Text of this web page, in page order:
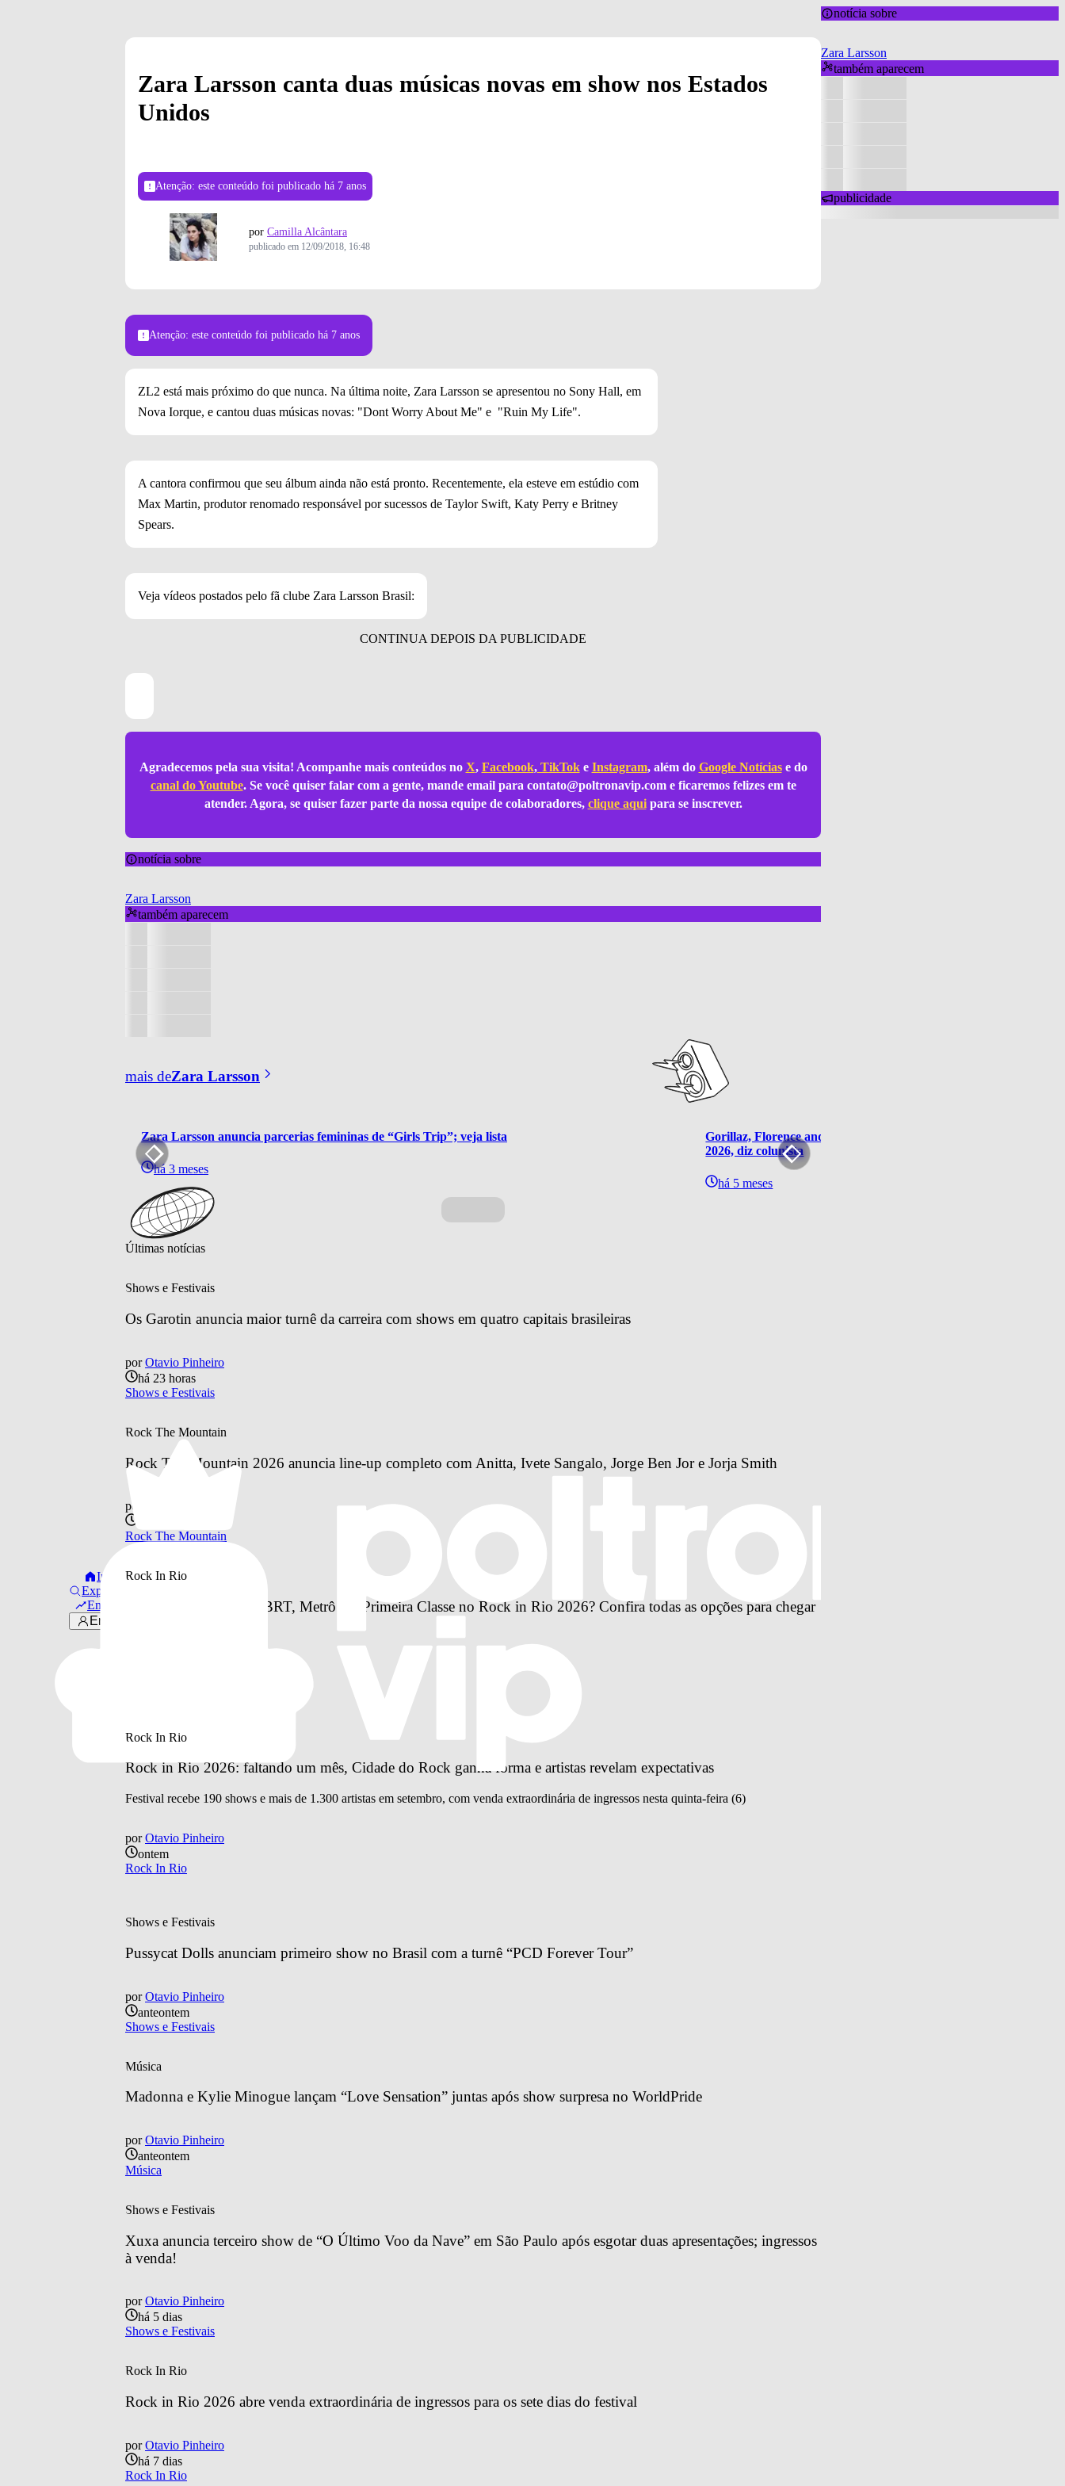
Início
Explorar
Em alta
Entrar
Zara Larsson canta duas músicas novas em show nos Estados
Unidos
Atenção: este conteúdo foi publicado há 7 anos
por Camilla Alcântara
publicado em 12/09/2018, 16:48
Atenção: este conteúdo foi publicado há 7 anos
ZL2 está mais próximo do que nunca. Na última noite, Zara Larsson se apresentou no Sony Hall, em
Nova Iorque, e cantou duas músicas novas: "Dont Worry About Me" e "Ruin My Life".
A cantora confirmou que seu álbum ainda não está pronto. Recentemente, ela esteve em estúdio com
Max Martin, produtor renomado responsável por sucessos de Taylor Swift, Katy Perry e Britney
Spears.
Veja vídeos postados pelo fã clube Zara Larsson Brasil:
Agradecemos pela sua visita! Acompanhe mais conteúdos no X, Facebook,TikToke Instagram, além do Google Notíciase do
canal do Youtube. Se você quiser falar com a gente, mande email para contato@poltronavip.come ficaremos felizes em te
atender. Agora, se quiser fazer parte da nossa equipe de colaboradores, clique aquipara se inscrever.
notícia sobre
Zara Larsson
também aparecem
mais deZara Larsson
Zara Larsson anuncia parcerias femininas de “Girls Trip”; veja lista
há 3 meses
Gorillaz, Florence and The Machine, Jade e Zara Larsson
2026, diz colunista
há 5 meses
Últimas notícias
Shows e Festivais
Os Garotin anuncia maior turnê da carreira com shows em quatro capitais brasileiras
por Otavio Pinheiro
há 23 horas
Shows e Festivais
Rock The Mountain
Rock The Mountain 2026 anuncia line-up completo com Anitta, Ivete Sangalo, Jorge Ben Jor e Jorja Smith
por
Rock The Mountain
Rock In Rio
Como vai funcionar o BRT, Metrô e o Primeira Classe no Rock in Rio 2026? Confira todas as opções para chegar
Rock In Rio
Rock in Rio 2026: faltando um mês, Cidade do Rock ganha forma e artistas revelam expectativas
Festival recebe 190 shows e mais de 1.300 artistas em setembro, com venda extraordinária de ingressos nesta quinta-feira (6)
por Otavio Pinheiro
ontem
Rock In Rio
Shows e Festivais
Pussycat Dolls anunciam primeiro show no Brasil com a turnê “PCD Forever Tour”
por Otavio Pinheiro
anteontem
Shows e Festivais
Música
Madonna e Kylie Minogue lançam “Love Sensation” juntas após show surpresa no WorldPride
por Otavio Pinheiro
anteontem
Música
Shows e Festivais
Xuxa anuncia terceiro show de “O Último Voo da Nave” em São Paulo após esgotar duas apresentações; ingressos
à venda!
por Otavio Pinheiro
há 5 dias
Shows e Festivais
Rock In Rio
Rock in Rio 2026 abre venda extraordinária de ingressos para os sete dias do festival
por Otavio Pinheiro
há 7 dias
Rock In Rio
notícia sobre
Zara Larsson
também aparecem
publicidade